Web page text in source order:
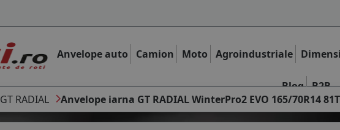
Anvelope auto Camion Moto Agroindustriale
Blog B2B
GT RADIAL Anvelope iarna GT RADIAL WinterPro2 EVO 165/70R14 81T